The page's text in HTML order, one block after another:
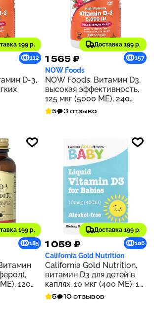
199 р.
112
D-3,
Доставка 199 р.
1 565 ₽ 157
NOW Foods
NOW Foods, Витамин D3,
высокая эффективность,
125 мкг (5000 МЕ), 240
мягких таблеток
5 3 отзыва
199 р.
185
120
Доставка 199 р.
1 059 ₽ 106
California Gold Nutrition
California Gold Nutrition,
витамин D3 для детей в
каплях, 10 мкг (400 МЕ), 10
мл (0,34 жидк. унции)
5 10 отзывов